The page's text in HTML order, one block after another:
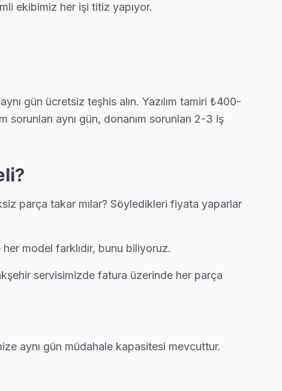
ekibimiz her işi titiz yapıyor.
gün ücretsiz teşhis alın. Yazılım tamiri ₺400-
aynı gün, donanım sorunları 2-3 iş
parça takar mılar? Söyledikleri fiyata yaparlar
model farklıdır, bunu biliyoruz.
servisimizde fatura üzerinde her parça
aynı gün müdahale kapasitesi mevcuttur.